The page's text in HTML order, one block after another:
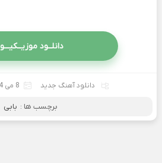
دانلــود موزیــکیـــو
دانلود آهنگ جدید 8 می 2024
برچسب ها : بابی